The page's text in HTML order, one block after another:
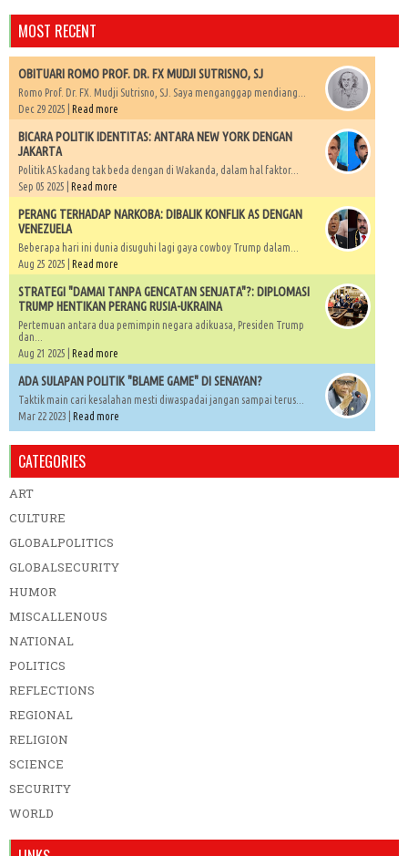
MOST RECENT
OBITUARI ROMO PROF. DR. FX MUDJI SUTRISNO, SJ
Romo Prof. Dr. FX. Mudji Sutrisno, SJ. Saya menganggap mendiang...
Dec 29 2025 | Read more
BICARA POLITIK IDENTITAS: ANTARA NEW YORK DENGAN
JAKARTA
Politik AS kadang tak beda dengan di Wakanda, dalam hal faktor...
Sep 05 2025 | Read more
PERANG TERHADAP NARKOBA: DIBALIK KONFLIK AS DENGAN
VENEZUELA
Beberapa hari ini dunia disuguhi lagi gaya cowboy Trump dalam...
Aug 25 2025 | Read more
STRATEGI "DAMAI TANPA GENCATAN SENJATA"?: DIPLOMASI
TRUMP HENTIKAN PERANG RUSIA-UKRAINA
Pertemuan antara dua pemimpin negara adikuasa, Presiden Trump
dan...
Aug 21 2025 | Read more
ADA SULAPAN POLITIK "BLAME GAME" DI SENAYAN?
Taktik main cari kesalahan mesti diwaspadai jangan sampai terus...
Mar 22 2023 | Read more
CATEGORIES
ART
CULTURE
GLOBALPOLITICS
GLOBALSECURITY
HUMOR
MISCALLENOUS
NATIONAL
POLITICS
REFLECTIONS
REGIONAL
RELIGION
SCIENCE
SECURITY
WORLD